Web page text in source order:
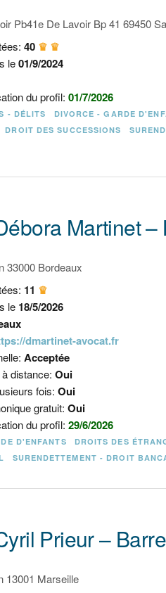
Pb41e De Lavoir Bp 41 69450
40 ♛ ♛
le01/9/2024
du profil:01/7/2026
- DÉLITS DIVORCE - GARDE
DROIT DES SUCCESSIONS
Martinet
33000 Bordeaux
11 ♛
le 18/5/2026
dmartinet-avocat.fr
Acceptée
à distance:Oui
fois:Oui
gratuit:Oui
du profil:29/6/2026
D'ENFANTS DROITS DES
SURENDETTEMENT - DROIT
Prieur –
13001 Marseille